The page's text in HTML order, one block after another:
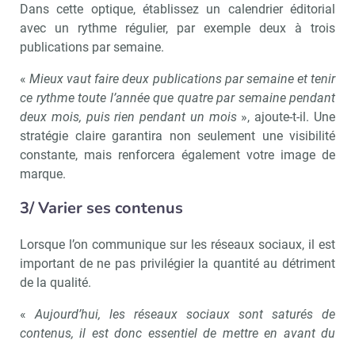
Dans cette optique, établissez un calendrier éditorial
avec un rythme régulier, par exemple deux à trois
publications par semaine.
«Mieux vaut faire deux publications par semaine et tenir
ce rythme toute l’année que quatre par semaine pendant
deux mois, puis rien pendant un mois», ajoute-t-il. Une
stratégie claire garantira non seulement une visibilité
constante, mais renforcera également votre image de
marque.
3/ Varier ses contenus
Lorsque l’on communique sur les réseaux sociaux, il est
important de ne pas privilégier la quantité au détriment
de la qualité.
«Aujourd’hui, les réseaux sociaux sont saturés de
contenus, il est donc essentiel de mettre en avant du